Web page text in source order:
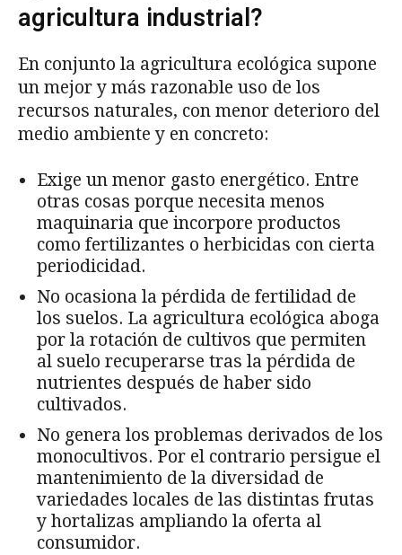
agricultura industrial?
En conjunto la agricultura ecológica supone
un mejor y más razonable uso de los
recursos naturales, con menor deterioro del
medio ambiente y en concreto:
Exige un menor gasto energético. Entre
otras cosas porque necesita menos
maquinaria que incorpore productos
como fertilizantes o herbicidas con cierta
periodicidad.
No ocasiona la pérdida de fertilidad de
los suelos. La agricultura ecológica aboga
por la rotación de cultivos que permiten
al suelo recuperarse tras la pérdida de
nutrientes después de haber sido
cultivados.
No genera los problemas derivados de los
monocultivos. Por el contrario persigue el
mantenimiento de la diversidad de
variedades locales de las distintas frutas
y hortalizas ampliando la oferta al
consumidor.